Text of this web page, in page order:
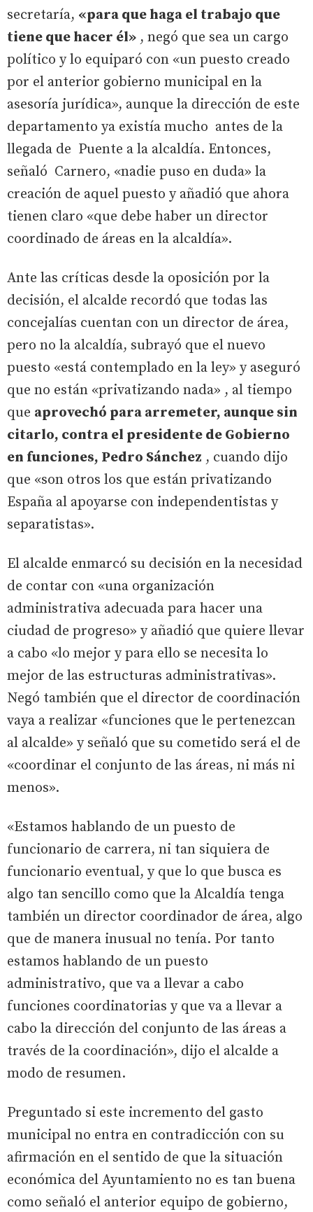
secretaría, «para que haga el trabajo que
tiene que hacer él» , negó que sea un cargo
político y lo equiparó con «un puesto creado
por el anterior gobierno municipal en la
asesoría jurídica», aunque la dirección de este
departamento ya existía mucho antes de la
llegada de Puente a la alcaldía. Entonces,
señaló Carnero, «nadie puso en duda» la
creación de aquel puesto y añadió que ahora
tienen claro «que debe haber un director
coordinado de áreas en la alcaldía».
Ante las críticas desde la oposición por la
decisión, el alcalde recordó que todas las
concejalías cuentan con un director de área,
pero no la alcaldía, subrayó que el nuevo
puesto «está contemplado en la ley» y aseguró
que no están «privatizando nada» , al tiempo
que aprovechó para arremeter, aunque sin
citarlo, contra el presidente de Gobierno
en funciones, Pedro Sánchez , cuando dijo
que «son otros los que están privatizando
España al apoyarse con independentistas y
separatistas».
El alcalde enmarcó su decisión en la necesidad
de contar con «una organización
administrativa adecuada para hacer una
ciudad de progreso» y añadió que quiere llevar
a cabo «lo mejor y para ello se necesita lo
mejor de las estructuras administrativas».
Negó también que el director de coordinación
vaya a realizar «funciones que le pertenezcan
al alcalde» y señaló que su cometido será el de
«coordinar el conjunto de las áreas, ni más ni
menos».
«Estamos hablando de un puesto de
funcionario de carrera, ni tan siquiera de
funcionario eventual, y que lo que busca es
algo tan sencillo como que la Alcaldía tenga
también un director coordinador de área, algo
que de manera inusual no tenía. Por tanto
estamos hablando de un puesto
administrativo, que va a llevar a cabo
funciones coordinatorias y que va a llevar a
cabo la dirección del conjunto de las áreas a
través de la coordinación», dijo el alcalde a
modo de resumen.
Preguntado si este incremento del gasto
municipal no entra en contradicción con su
afirmación en el sentido de que la situación
económica del Ayuntamiento no es tan buena
como señaló el anterior equipo de gobierno,